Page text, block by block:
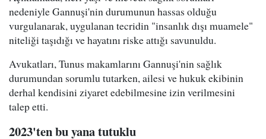
nedeniyle Gannuşi'nin durumunun hassas olduğu
vurgulanarak, uygulanan tecridin "insanlık dışı muamele"
niteliği taşıdığı ve hayatını riske attığı savunuldu.
Avukatları, Tunus makamlarını Gannuşi'nin sağlık
durumundan sorumlu tutarken, ailesi ve hukuk ekibinin
derhal kendisini ziyaret edebilmesine izin verilmesini
talep etti.
2023'ten bu yana tutuklu